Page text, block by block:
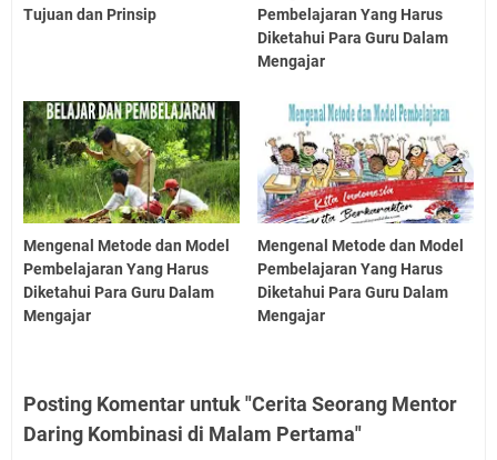
Tujuan dan Prinsip
Pembelajaran Yang Harus
Diketahui Para Guru Dalam
Mengajar
Mengenal Metode dan Model
Pembelajaran Yang Harus
Diketahui Para Guru Dalam
Mengajar
Mengenal Metode dan Model
Pembelajaran Yang Harus
Diketahui Para Guru Dalam
Mengajar
Posting Komentar untuk "Cerita Seorang Mentor
Daring Kombinasi di Malam Pertama"